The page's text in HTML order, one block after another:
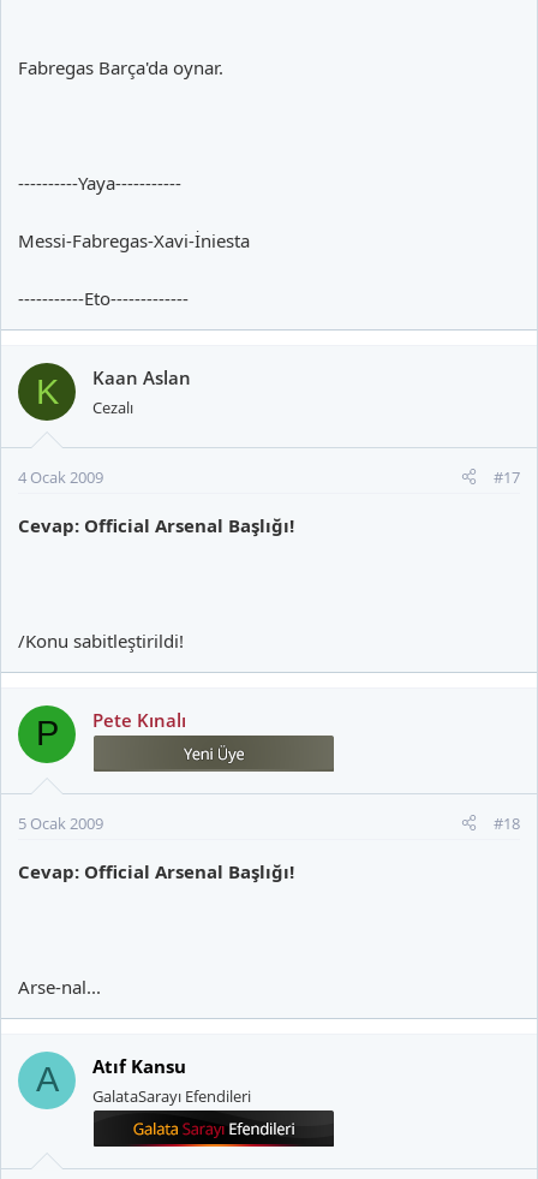
Fabregas Barça'da oynar.
----------Yaya-----------
Messi-Fabregas-Xavi-İniesta
-----------Eto-------------
K Kaan Aslan
Cezalı
4 Ocak 2009 #17
Cevap: Official Arsenal Başlığı!
/Konu sabitleştirildi!
P Pete Kınalı
5 Ocak 2009 #18
Cevap: Official Arsenal Başlığı!
Arse-nal...
A Atıf Kansu
GalataSarayı Efendileri